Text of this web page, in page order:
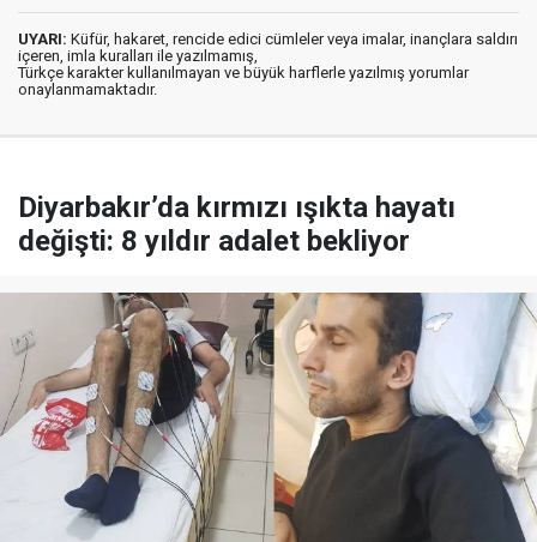
UYARI: Küfür, hakaret, rencide edici cümleler veya imalar, inançlara saldırı
içeren, imla kuralları ile yazılmamış,
Türkçe karakter kullanılmayan ve büyük harflerle yazılmış yorumlar
onaylanmamaktadır.
Diyarbakır’da kırmızı ışıkta hayatı
değişti: 8 yıldır adalet bekliyor